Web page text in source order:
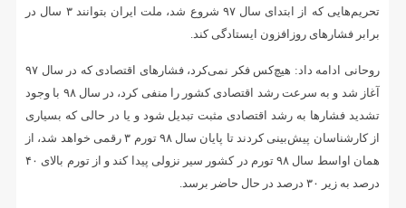
تحریم‌هایی که از ابتدای سال ۹۷ شروع شد، ملت ایران بتوانند ۳ سال در
برابر فشارهای روزافزون ایستادگی کند.
روحانی ادامه داد: هیچ‌کس فکر نمی‌کرد، فشارهای اقتصادی که در سال ۹۷
آغاز شد و به سرعت رشد اقتصادی کشور را منفی کرد، در سال ۹۸ با وجود
تشدید فشارها به رشد اقتصادی مثبت تبدیل شود و یا در حالی که بسیاری
از کارشناسان پیش‌بینی کردند تا پایان سال ۹۸ تورم ۳ رقمی خواهد شد، از
همان اواسط سال ۹۸ تورم در کشور سیر نزولی پیدا کند و از تورم بالای ۴۰
درصد به زیر ۳۰ درصد در حال حاضر برسد.